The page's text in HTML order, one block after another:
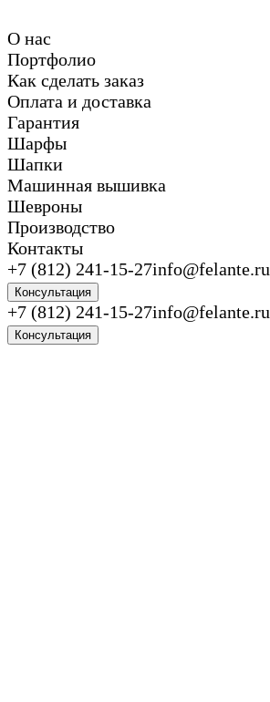
О нас
Портфолио
Как сделать заказ
Оплата и доставка
Гарантия
Шарфы
Шапки
Машинная вышивка
Шевроны
Производство
Контакты
+7 (812) 241-15-27info@felante.ru
Консультация
+7 (812) 241-15-27info@felante.ru
Консультация